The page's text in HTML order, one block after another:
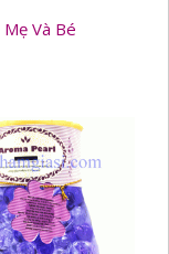
Mẹ Và Bé